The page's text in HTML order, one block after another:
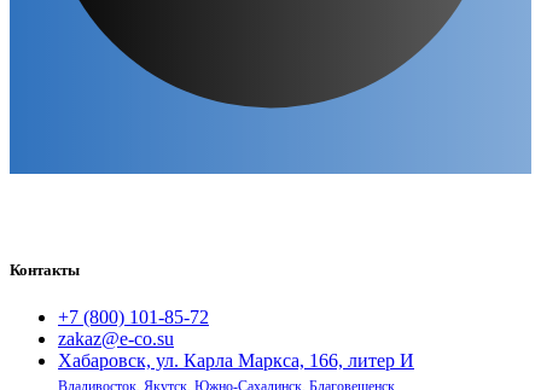
Контакты
+7 (800) 101-85-72
zakaz@e-co.su
Хабаровск, ул. Карла Маркса, 166, литер И